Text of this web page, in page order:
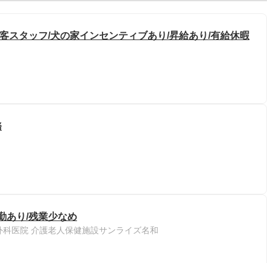
スタッフ/犬の家インセンティブあり/昇給あり/有給休暇
あり/残業少なめ
医院 介護老人保健施設サンライズ名和